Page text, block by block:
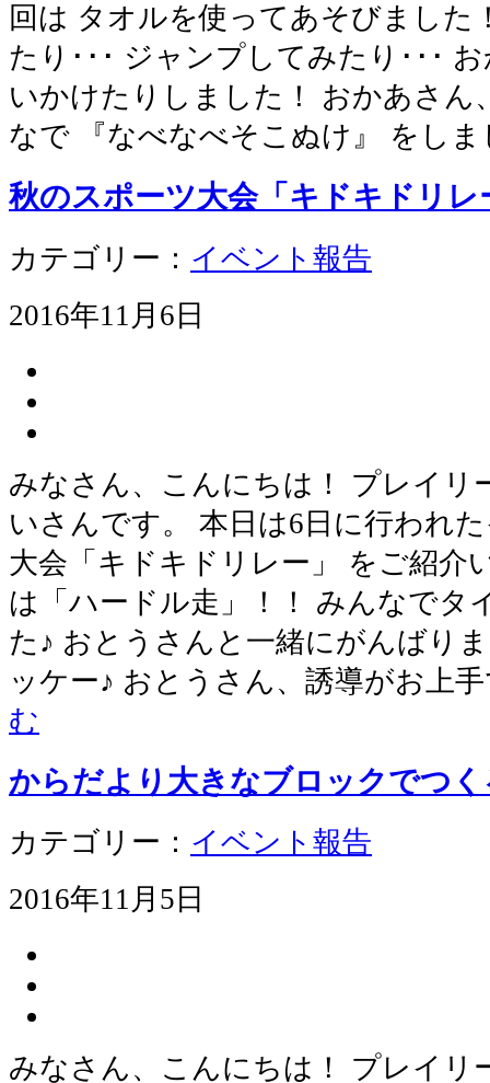
回は タオルを使ってあそびました
たり･･･ ジャンプしてみたり･･･
いかけたりしました！ おかあさん
なで 『なべなべそこぬけ』 をし
秋のスポーツ大会「キドキドリレ
カテゴリー： イベント報告
2016年11月6日
みなさん、こんにちは！ プレイリ
いさんです。 本日は6日に行われ
大会「キドキドリレー」 をご紹介
は「ハードル走」！！ みんなでタ
た♪ おとうさんと一緒にがんばり
ッケー♪ おとうさん、誘導がお上
む
からだより大きなブロックでつ
カテゴリー： イベント報告
2016年11月5日
みなさん、こんにちは！ プレイリ